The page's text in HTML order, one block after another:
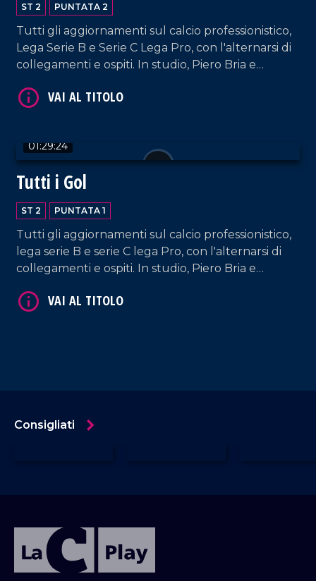
ST 2 PUNTATA 2
Tutti gli aggiornamenti sul calcio professionistico,
Lega Serie B e Serie C Lega Pro, con l'alternarsi di
collegamenti e ospiti. In studio, Piero Bria e
01:29:24
Tutti i Gol
ST 2 PUNTATA 1
Tutti gli aggiornamenti sul calcio professionistico,
lega serie B e serie C lega Pro, con l'alternarsi di
collegamenti e ospiti. In studio, Piero Bria e
Consigliati